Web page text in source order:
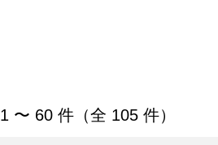
「スナック・軽食」の商品一覧
1 〜 60 件（全 105 件）